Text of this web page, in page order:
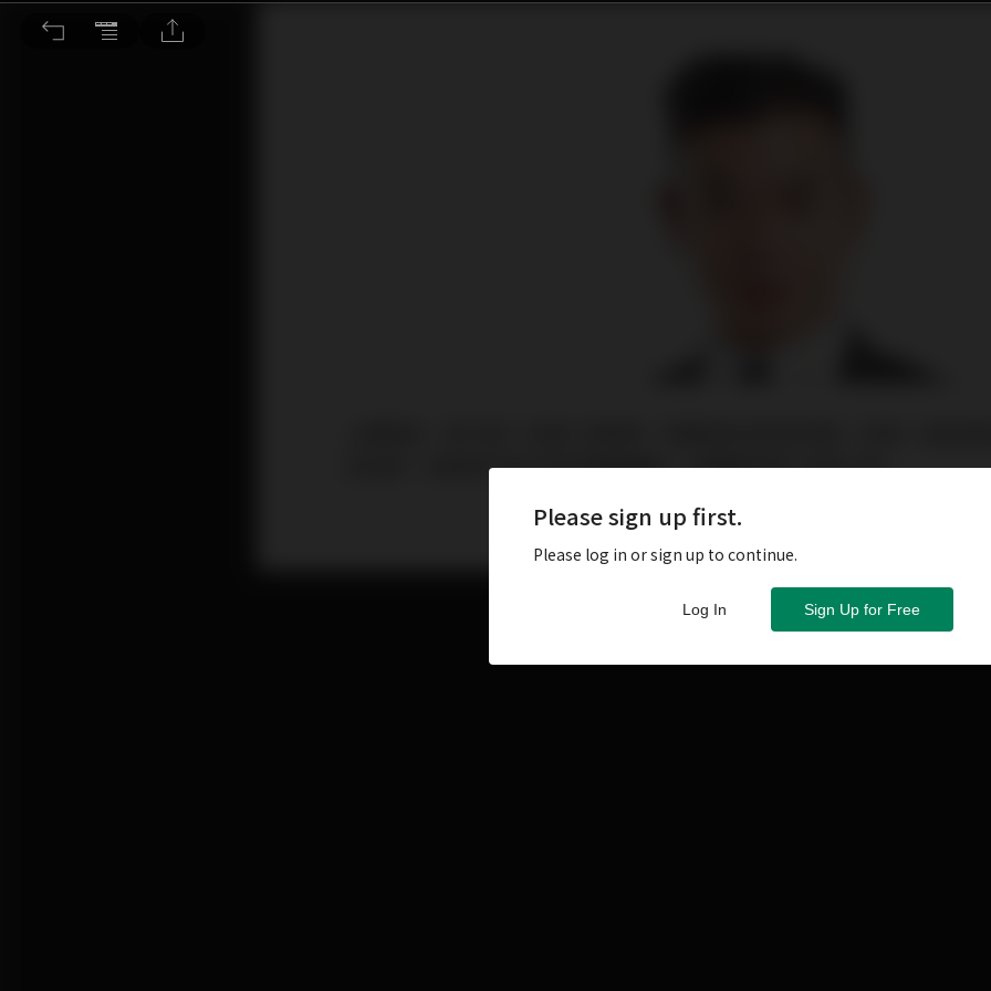
危疾保障不可缺 及早作財務安排
疾保障，有幾項不能不知的重要關鍵。今期續談第六至第八點。
Please sign up first.
Please log in or sign up to continue.
Sign Up for Free
Log In